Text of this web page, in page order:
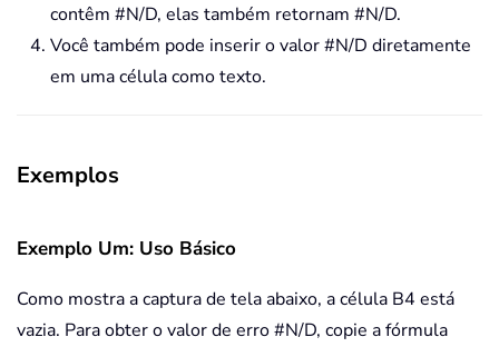
contêm #N/D, elas também retornam #N/D.
Você também pode inserir o valor #N/D diretamente
em uma célula como texto.
Exemplos
Exemplo Um: Uso Básico
Como mostra a captura de tela abaixo, a célula B4 está
vazia. Para obter o valor de erro #N/D, copie a fórmula